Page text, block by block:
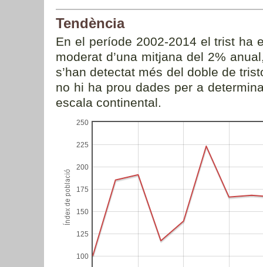
Tendència
En el període 2002-2014 el trist ha
moderat d’una mitjana del 2%
s’han detectat més del doble de
no hi ha prou dades per a
escala continental.
100
125
150
175
200
225
250